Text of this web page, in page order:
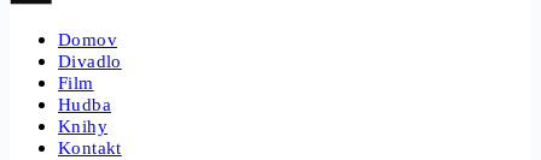
Domov
Divadlo
Film
Hudba
Knihy
Kontakt